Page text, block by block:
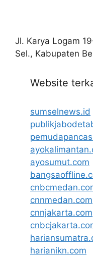
Jl. Karya Logam
Sel., Kabupaten
Website
sumselnews.id
ayosumut.com
cnnmedan.com
cnnjakarta.com
harianikn.com